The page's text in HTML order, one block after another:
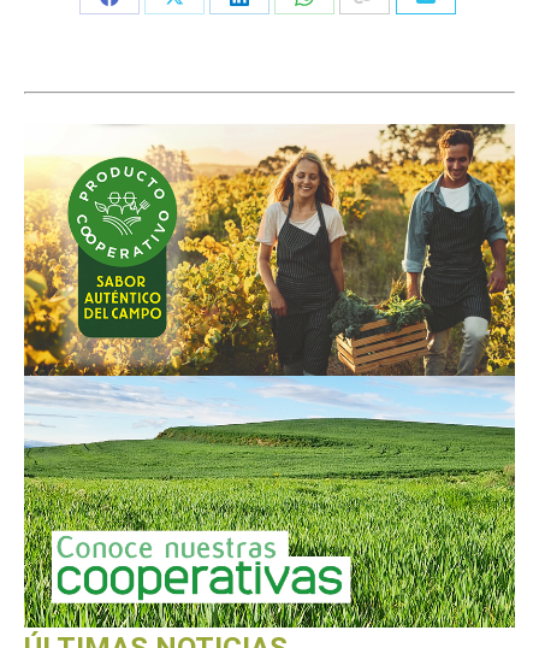
Share
Share
Share
Share